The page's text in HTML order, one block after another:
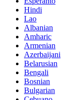
Hindi
Lao
Albanian
Amharic
Armenian
Azerbaijani
Belarusian
Bengali
Bosnian
Bulgarian